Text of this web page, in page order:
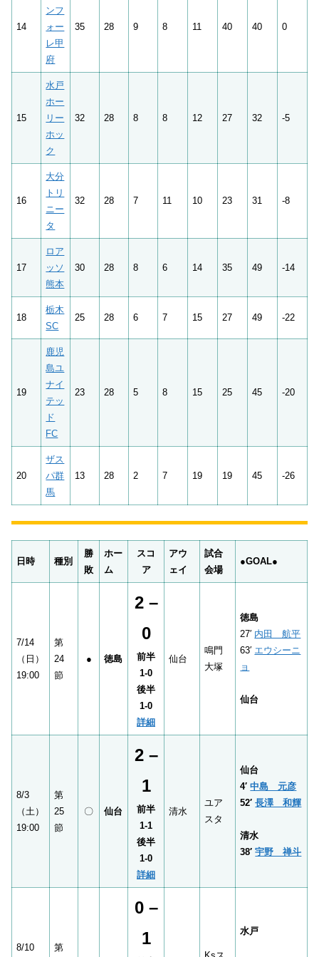
14
ンフ
ォー
レ甲
府
35 28 9 8 11 40 40 0
15
水戸
ホー
リー
ホッ
ク
32 28 8 8 12 27 32 -5
16
大分
トリ
ニー
タ
32 28 7 11 10 23 31 -8
17
ロア
ッソ
熊本
30 28 8 6 14 35 49 -14
18
栃木
SC
25 28 6 7 15 27 49 -22
19
鹿児
島ユ
ナイ
テッ
ド
FC
23 28 5 8 15 25 45 -20
20
ザス
パ群
馬
13 28 2 7 19 19 45 -26
日時 種別
勝
敗
ホー
ム
スコ
ア
アウ
ェイ
試合
会場
●GOAL●
7/14
（日）
19:00
第
24
節
● 徳島
2 –
0
前半
1-0
後半
1-0
詳細
仙台
鳴門
大塚
徳島
27′ 内田 航平
63′ エウシーニ
ョ
仙台
8/3
（土）
19:00
第
25
節
〇 仙台
2 –
1
前半
1-1
後半
1-0
詳細
清水
ユア
スタ
仙台
4′中島 元彦
52′長澤 和輝
清水
38′宇野 禅斗
8/10 第
0 –
1
水戸